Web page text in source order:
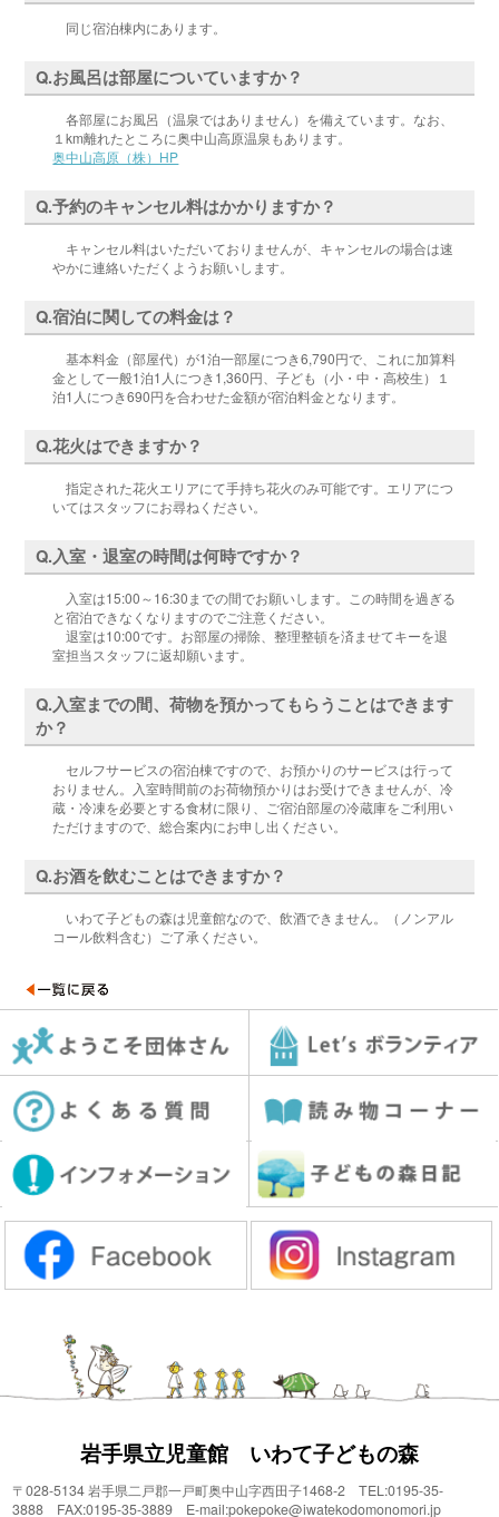
同じ宿泊棟内にあります。
Q.お風呂は部屋についていますか？
各部屋にお風呂（温泉ではありません）を備えています。なお、
１km離れたところに奥中山高原温泉もあります。
奥中山高原（株）HP
Q.予約のキャンセル料はかかりますか？
キャンセル料はいただいておりませんが、キャンセルの場合は速
やかに連絡いただくようお願いします。
Q.宿泊に関しての料金は？
基本料金（部屋代）が1泊一部屋につき6,790円で、これに加算料
金として一般1泊1人につき1,360円、子ども（小・中・高校生）１
泊1人につき690円を合わせた金額が宿泊料金となります。
Q.花火はできますか？
指定された花火エリアにて手持ち花火のみ可能です。エリアにつ
いてはスタッフにお尋ねください。
Q.入室・退室の時間は何時ですか？
入室は15:00～16:30までの間でお願いします。この時間を過ぎる
と宿泊できなくなりますのでご注意ください。
退室は10:00です。お部屋の掃除、整理整頓を済ませてキーを退
室担当スタッフに返却願います。
Q.入室までの間、荷物を預かってもらうことはできます
か？
セルフサービスの宿泊棟ですので、お預かりのサービスは行って
おりません。入室時間前のお荷物預かりはお受けできませんが、冷
蔵・冷凍を必要とする食材に限り、ご宿泊部屋の冷蔵庫をご利用い
ただけますので、総合案内にお申し出ください。
Q.お酒を飲むことはできますか？
いわて子どもの森は児童館なので、飲酒できません。（ノンアル
コール飲料含む）ご了承ください。
岩手県立児童館 いわて子どもの森
〒028-5134 岩手県二戸郡一戸町奥中山字西田子1468-2 TEL:0195-35-
3888 FAX:0195-35-3889 E-mail:pokepoke@iwatekodomonomori.jp